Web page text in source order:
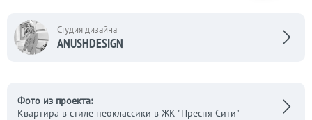
Студия дизайна
ANUSHDESIGN
Фото из проекта:
Квартира в стиле неоклассики в ЖК "Пресня Сити"